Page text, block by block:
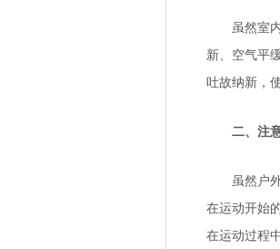
虽然室内
新、空气平
吐故纳新，
二、注意
虽然户外
在运动开始
在运动过程